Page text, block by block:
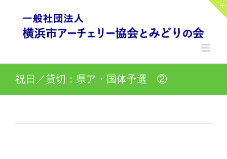
content
祝日／貸切：県ア・国体予選 ②